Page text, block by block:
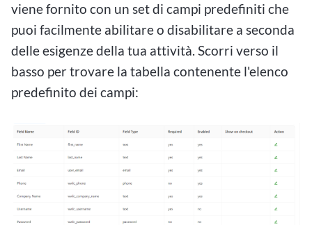
viene fornito con un set di campi predefiniti che
puoi facilmente abilitare o disabilitare a seconda
delle esigenze della tua attività. Scorri verso il
basso per trovare la tabella contenente l'elenco
predefinito dei campi: